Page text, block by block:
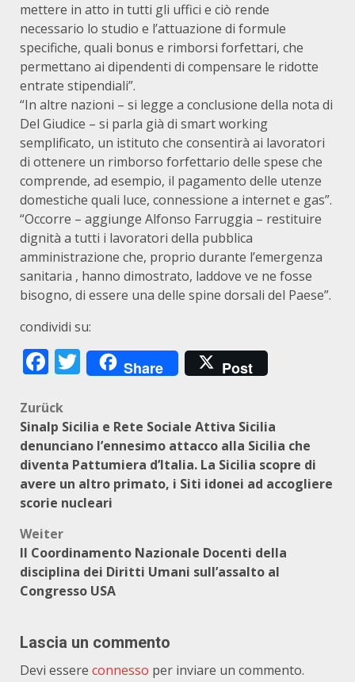
mettere in atto in tutti gli uffici e ciò rende
necessario lo studio e l’attuazione di formule
specifiche, quali bonus e rimborsi forfettari, che
permettano ai dipendenti di compensare le ridotte
entrate stipendiali”.
“In altre nazioni – si legge a conclusione della nota di
Del Giudice – si parla già di smart working
semplificato, un istituto che consentirà ai lavoratori
di ottenere un rimborso forfettario delle spese che
comprende, ad esempio, il pagamento delle utenze
domestiche quali luce, connessione a internet e gas”.
“Occorre – aggiunge Alfonso Farruggia – restituire
dignità a tutti i lavoratori della pubblica
amministrazione che, proprio durante l’emergenza
sanitaria , hanno dimostrato, laddove ve ne fosse
bisogno, di essere una delle spine dorsali del Paese”.
condividi su:
Facebook
Twitter
Share Post
Beitragsnavigation
Zurück
Sinalp Sicilia e Rete Sociale Attiva Sicilia
denunciano l’ennesimo attacco alla Sicilia che
diventa Pattumiera d’Italia. La Sicilia scopre di
avere un altro primato, i Siti idonei ad accogliere
scorie nucleari
Weiter
Il Coordinamento Nazionale Docenti della
disciplina dei Diritti Umani sull’assalto al
Congresso USA
Lascia un commento
Devi essere connesso per inviare un commento.